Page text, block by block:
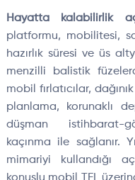
Hayatta kalabilirlik
platformu, mobilitesi,
hazırlık süresi ve üs
menzilli balistik
mobil fırlatıcılar,
planlama, korunaklı
düşman istihbarat-
kaçınma ile sağlanır.
mimariyi kullandığı